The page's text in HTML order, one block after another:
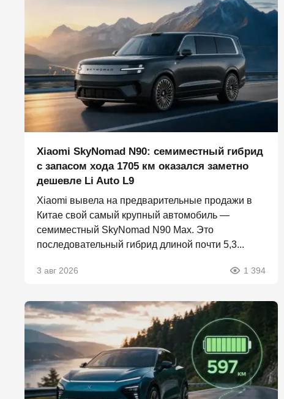
Xiaomi SkyNomad N90: семиместный гибрид
с запасом хода 1705 км оказался заметно
дешевле Li Auto L9
Xiaomi вывела на предварительные продажи в
Китае свой самый крупный автомобиль —
семиместный SkyNomad N90 Max. Это
последовательный гибрид длиной почти 5,3...
3 авг 2026 1 394